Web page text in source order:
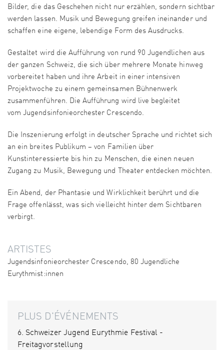
Bilder, die das Geschehen nicht nur erzählen, sondern sichtbar
werden lassen. Musik und Bewegung greifen ineinander und
schaffen eine eigene, lebendige Form des Ausdrucks.
Gestaltet wird die Aufführung von rund 90 Jugendlichen aus
der ganzen Schweiz, die sich über mehrere Monate hinweg
vorbereitet haben und ihre Arbeit in einer intensiven
Projektwoche zu einem gemeinsamen Bühnenwerk
zusammenführen. Die Aufführung wird live begleitet
vom Jugendsinfonieorchester Crescendo.
Die Inszenierung erfolgt in deutscher Sprache und richtet sich
an ein breites Publikum – von Familien über
Kunstinteressierte bis hin zu Menschen, die einen neuen
Zugang zu Musik, Bewegung und Theater entdecken möchten.
Ein Abend, der Phantasie und Wirklichkeit berührt und die
Frage offenlässt, was sich vielleicht hinter dem Sichtbaren
verbirgt.
ARTISTES
Jugendsinfonieorchester Crescendo, 80 Jugendliche
Eurythmist:innen
PLUS D'ÉVÉNEMENTS
6. Schweizer Jugend Eurythmie Festival -
Freitagvorstellung